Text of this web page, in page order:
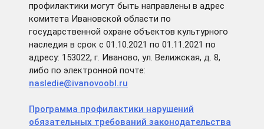
профилактики могут быть направлены в адрес
комитета Ивановской области по
государственной охране объектов культурного
наследия в срок с 01.10.2021 по 01.11.2021 по
адресу: 153022, г. Иваново, ул. Велижская, д. 8,
либо по электронной почте:
nasledie@ivanovoobl.ru
Программа профилактики нарушений
обязательных требований законодательства